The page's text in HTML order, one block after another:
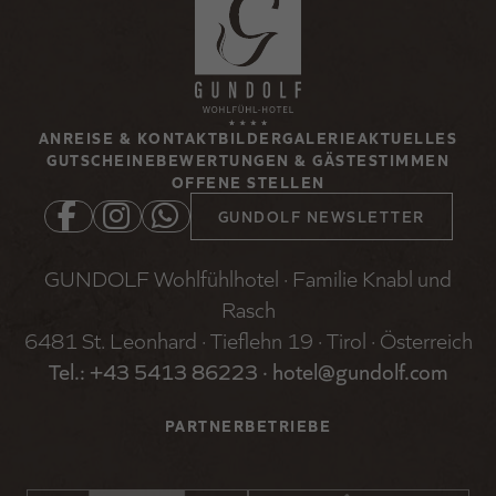
ANREISE & KONTAKTBILDERGALERIEAKTUELLES
GUTSCHEINEBEWERTUNGEN & GÄSTESTIMMEN
OFFENE STELLEN
GUNDOLF NEWSLETTER
GUNDOLF Wohlfühlhotel · Familie Knabl und
Rasch
6481 St. Leonhard · Tieflehn 19 · Tirol · Österreich
Tel.: +43 5413 86223 · hotel@gundolf.com
PARTNERBETRIEBE